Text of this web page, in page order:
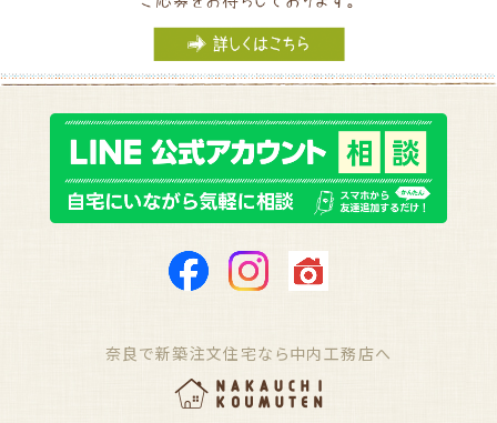
奈良で新築注文住宅なら中内工務店へ